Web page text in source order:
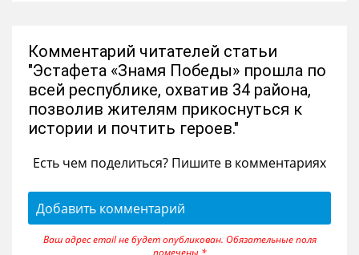
Комментарий читателей статьи
"Эстафета «Знамя Победы» прошла по
всей республике, охватив 34 района,
позволив жителям прикоснуться к
истории и почтить героев."
Есть чем поделиться? Пишите в комментариях
Добавить комментарий
Ваш адрес email не будет опубликован. Обязательные поля
помечены *